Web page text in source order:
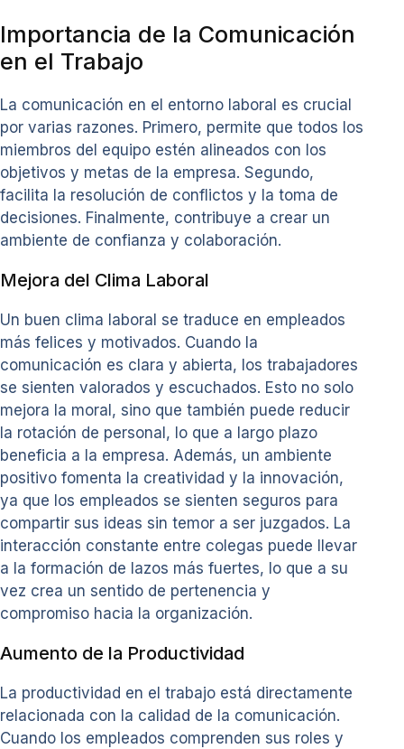
Importancia de la Comunicación
en el Trabajo
La comunicación en el entorno laboral es crucial
por varias razones. Primero, permite que todos los
miembros del equipo estén alineados con los
objetivos y metas de la empresa. Segundo,
facilita la resolución de conflictos y la toma de
decisiones. Finalmente, contribuye a crear un
ambiente de confianza y colaboración.
Mejora del Clima Laboral
Un buen clima laboral se traduce en empleados
más felices y motivados. Cuando la
comunicación es clara y abierta, los trabajadores
se sienten valorados y escuchados. Esto no solo
mejora la moral, sino que también puede reducir
la rotación de personal, lo que a largo plazo
beneficia a la empresa. Además, un ambiente
positivo fomenta la creatividad y la innovación,
ya que los empleados se sienten seguros para
compartir sus ideas sin temor a ser juzgados. La
interacción constante entre colegas puede llevar
a la formación de lazos más fuertes, lo que a su
vez crea un sentido de pertenencia y
compromiso hacia la organización.
Aumento de la Productividad
La productividad en el trabajo está directamente
relacionada con la calidad de la comunicación.
Cuando los empleados comprenden sus roles y